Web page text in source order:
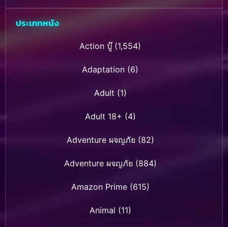
ประเภทหนัง
Action บู๊(1,554)
Adaptation (6)
Adult (1)
Adult 18+ (4)
Adventure ผจญภัย (82)
Adventure ผจญภัย (884)
Amazon Prime(615)
Animal (11)